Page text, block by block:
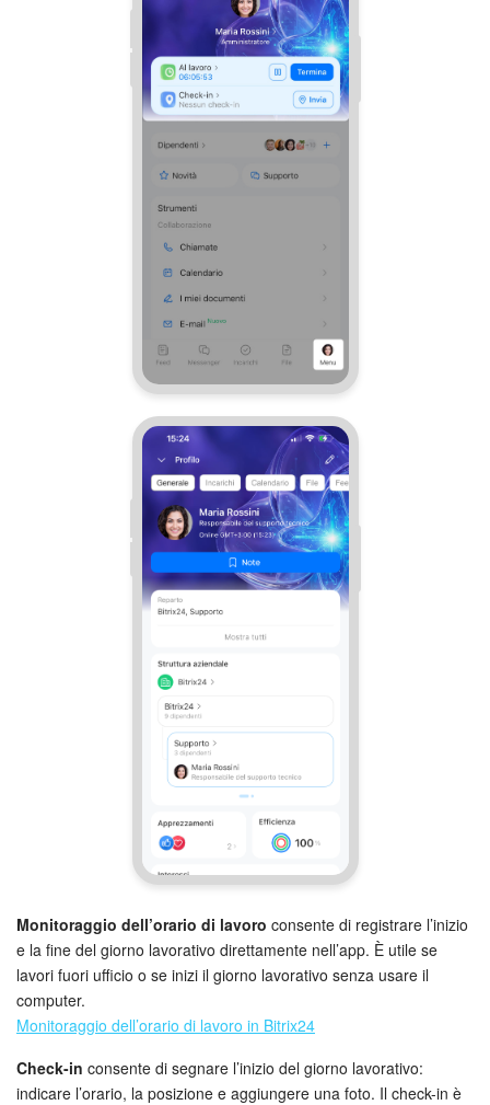
Monitoraggio dell’orario di lavoro consente di registrare l’inizio
e la fine del giorno lavorativo direttamente nell’app. È utile se
lavori fuori ufficio o se inizi il giorno lavorativo senza usare il
computer.
Monitoraggio dell’orario di lavoro in Bitrix24
Check-in consente di segnare l’inizio del giorno lavorativo:
indicare l’orario, la posizione e aggiungere una foto. Il check-in è